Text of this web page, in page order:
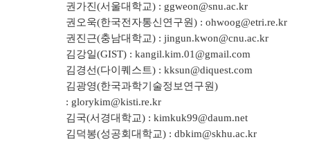
권가진(서울대학교) : ggweon@snu.ac.kr
권오욱(한국전자통신연구원) : ohwoog@etri.re.kr
권진근(충남대학교) : jingun.kwon@cnu.ac.kr
김강일(GIST) : kangil.kim.01@gmail.com
김경선(다이퀘스트) : kksun@diquest.com
김광영(한국과학기술정보연구원)
: glorykim@kisti.re.kr
김국(서경대학교) : kimkuk99@daum.net
김덕봉(성공회대학교) : dbkim@skhu.ac.kr